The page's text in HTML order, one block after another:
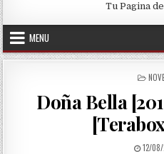
Tu Pagina
MENU
Doña Bella
12/